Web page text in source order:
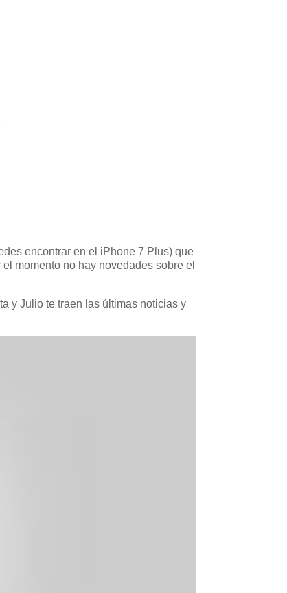
encontrar en el iPhone 7 Plus) que
momento no hay novedades sobre el
y Julio te traen las últimas noticias y